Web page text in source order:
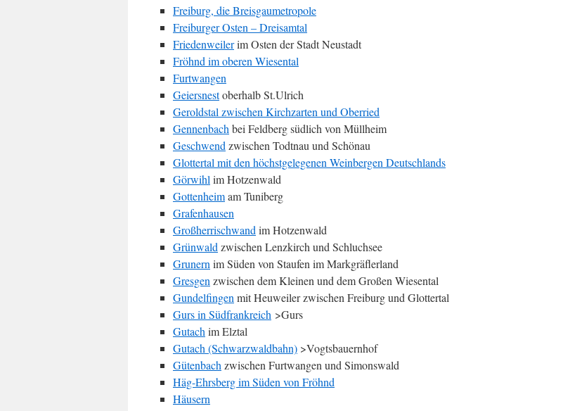
Freiburg, die Breisgaumetropole
Freiburger Osten – Dreisamtal
Friedenweilerim Osten der Stadt Neustadt
Fröhnd im oberen Wiesental
Furtwangen
Geiersnestoberhalb St.Ulrich
Geroldstal zwischen Kirchzarten und Oberried
Gennenbach bei Feldberg südlich von Müllheim
Geschwend zwischen Todtnau und Schönau
Glottertal mit den höchstgelegenen Weinbergen Deutschlands
Görwihl im Hotzenwald
Gottenheimam Tuniberg
Grafenhausen
Großherrischwand im Hotzenwald
Grünwald zwischen Lenzkirch und Schluchsee
Grunern im Süden von Staufen im Markgräflerland
Gresgen zwischen dem Kleinen und dem Großen Wiesental
Gundelfingen mit Heuweiler zwischen Freiburg und Glottertal
Gurs in Südfrankreich >Gurs
Gutach im Elztal
Gutach (Schwarzwaldbahn) >Vogtsbauernhof
Gütenbach zwischen Furtwangen und Simonswald
Häg-Ehrsberg im Süden von Fröhnd
Häusern